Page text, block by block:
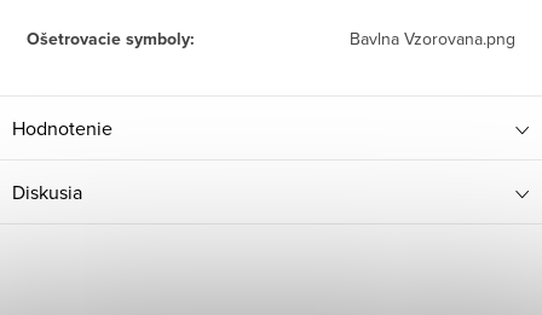
Ošetrovacie symboly: Bavlna Vzorovana.png
Hodnotenie
Diskusia